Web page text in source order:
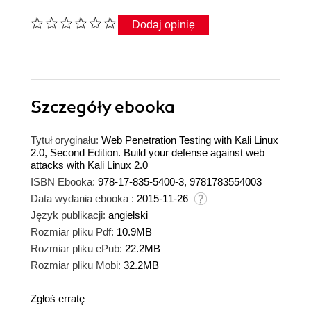
Dodaj opinię
Szczegółyebooka
Tytuł oryginału: Web Penetration Testing with Kali Linux
2.0, Second Edition. Build your defense against web
attacks with Kali Linux 2.0
ISBN Ebooka: 978-17-835-5400-3, 9781783554003
Data wydania ebooka : 2015-11-26
Język publikacji: angielski
Rozmiar pliku Pdf: 10.9MB
Rozmiar pliku ePub: 22.2MB
Rozmiar pliku Mobi: 32.2MB
Zgłoś erratę